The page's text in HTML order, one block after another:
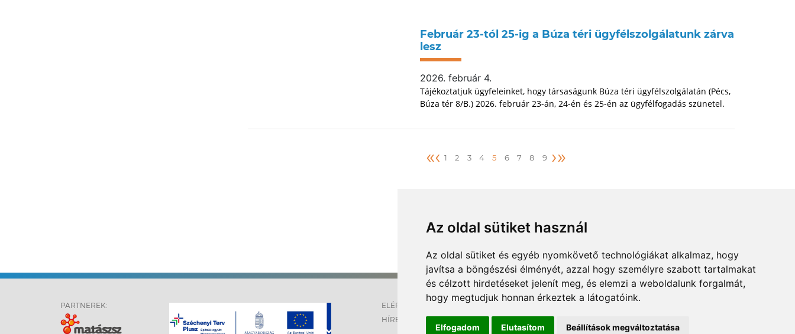
Az oldal sütiket használ
Az oldal sütiket és egyéb nyomkövető technológiákat alkalmaz, hogy
javítsa a böngészési élményét, azzal hogy személyre szabott tartalmakat
és célzott hirdetéseket jelenít meg, és elemzi a weboldalunk forgalmát,
hogy megtudjuk honnan érkeztek a látogatóink.
Elfogadom Elutasítom Beállítások megváltoztatása
Február 23-tól 25-ig a Búza téri ügyfélszolgálatunk zárva
lesz
2026. február 4.
Tájékoztatjuk ügyfeleinket, hogy társaságunk Búza téri ügyfélszolgálatán (Pécs,
Búza tér 8/B.) 2026. február 23-án, 24-én és 25-én az ügyfélfogadás szünetel.
«‹ 1 2 3 4 5 6 7 8 9 ›»
PARTNEREK:
ELÉRHETŐSÉGEK
HÍREK